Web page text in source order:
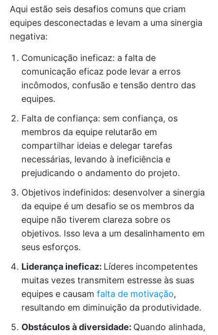
Aqui estão seis desafios comuns que criam
equipes desconectadas e levam a uma sinergia
negativa:
Comunicação ineficaz: a falta de
comunicação eficaz pode levar a erros
incômodos, confusão e tensão dentro das
equipes.
Falta de confiança: sem confiança, os
membros da equipe relutarão em
compartilhar ideias e delegar tarefas
necessárias, levando à ineficiência e
prejudicando o andamento do projeto.
Objetivos indefinidos: desenvolver a sinergia
da equipe é um desafio se os membros da
equipe não tiverem clareza sobre os
objetivos. Isso leva a um desalinhamento em
seus esforços.
Liderança ineficaz: Líderes incompetentes
muitas vezes transmitem estresse às suas
equipes e causam falta de motivação,
resultando em diminuição da produtividade.
Obstáculos à diversidade: Quando alinhada,